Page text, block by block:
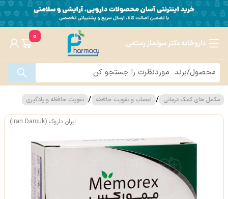
داروخانه دکتر سولماز رستمی
0
مکمل های کمک درمانی / اعصاب و تقویت حافطه / تقویت حافظه و یادگیری
ایران داروک (Iran Darouk)